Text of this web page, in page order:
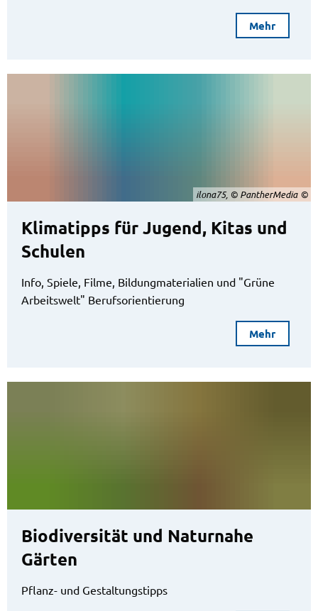
Mehr
ilona75, © PantherMedia
Klimatipps für Jugend, Kitas und
Schulen
Info, Spiele, Filme, Bildungmaterialien und "Grüne
Arbeitswelt" Berufsorientierung
Mehr
Biodiversität und Naturnahe
Gärten
Pflanz- und Gestaltungstipps